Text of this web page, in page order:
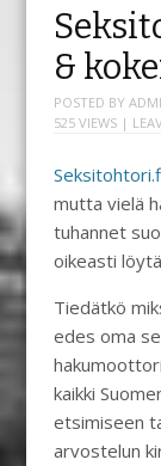
&
POSTED BY
525 VIEWS |
mutta vielä
tuhannet
oikeasti
Tiedätkö
edes oma
kaikki
etsimiseen
arvostelun